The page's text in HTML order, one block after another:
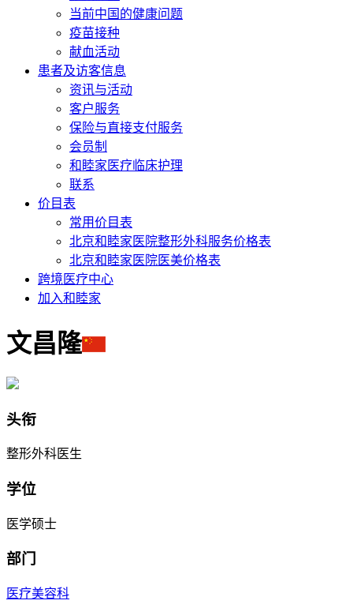
当前中国的健康问题
疫苗接种
献血活动
患者及访客信息
资讯与活动
客户服务
保险与直接支付服务
会员制
和睦家医疗临床护理
联系
价目表
常用价目表
北京和睦家医院整形外科服务价格表
北京和睦家医院医美价格表
跨境医疗中心
加入和睦家
文昌隆
头衔
整形外科医生
学位
医学硕士
部门
医疗美容科